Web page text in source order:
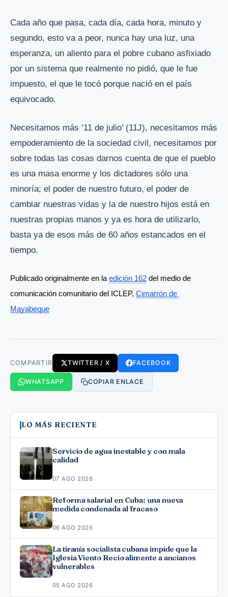
Cada año que pasa, cada día, cada hora, minuto y
segundo, esto va a peor, nunca hay una luz, una
esperanza, un aliento para el pobre cubano asfixiado
por un sistema que realmente no pidió, que le fue
impuesto, el que le tocó porque nació en el país
equivocado.
Necesitamos más ‘11 de julio’ (11J), necesitamos más
empoderamiento de la sociedad civil, necesitamos por
sobre todas las cosas darnos cuenta de que el pueblo
es una masa enorme y los dictadores sólo una
minoría; el poder de nuestro futuro, el poder de
cambiar nuestras vidas y la de nuestro hijos está en
nuestras propias manos y ya es hora de utilizarlo,
basta ya de esos más de 60 años estancados en el
tiempo.
Publicado originalmente en la edición 162 del medio de
comunicación comunitario del ICLEP, Cimarrón de
Mayabeque
COMPARTIR TWITTER / X FACEBOOK
WHATSAPP COPIAR ENLACE
LO MÁS RECIENTE
Servicio de agua inestable y con mala
calidad
07 AGO 2026
Reforma salarial en Cuba: una nueva
medida condenada al fracaso
06 AGO 2026
La tiranía socialista cubana impide que la
Iglesia Viento Recio alimente a ancianos
vulnerables
05 AGO 2026